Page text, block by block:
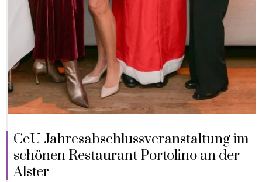
CeU Jahresabschlussveranstaltung im
schönen Restaurant Portolino an der
Alster